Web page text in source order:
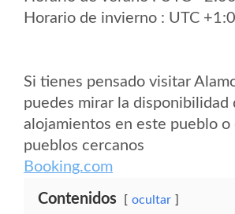
Horario de invierno : UTC
Si tienes pensado visitar
puedes mirar la disponibilidad
alojamientos en este pueblo o
pueblos cercanos
Booking.com
Contenidos ocultar